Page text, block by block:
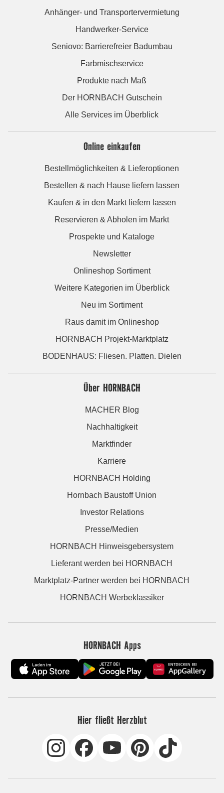
Anhänger- und Transportervermietung
Handwerker-Service
Seniovo: Barrierefreier Badumbau
Farbmischservice
Produkte nach Maß
Der HORNBACH Gutschein
Alle Services im Überblick
Online einkaufen
Bestellmöglichkeiten & Lieferoptionen
Bestellen & nach Hause liefern lassen
Kaufen & in den Markt liefern lassen
Reservieren & Abholen im Markt
Prospekte und Kataloge
Newsletter
Onlineshop Sortiment
Weitere Kategorien im Überblick
Neu im Sortiment
Raus damit im Onlineshop
HORNBACH Projekt-Marktplatz
BODENHAUS: Fliesen. Platten. Dielen
Über HORNBACH
MACHER Blog
Nachhaltigkeit
Marktfinder
Karriere
HORNBACH Holding
Hornbach Baustoff Union
Investor Relations
Presse/Medien
HORNBACH Hinweisgebersystem
Lieferant werden bei HORNBACH
Marktplatz-Partner werden bei HORNBACH
HORNBACH Werbeklassiker
HORNBACH Apps
Hier fließt Herzblut